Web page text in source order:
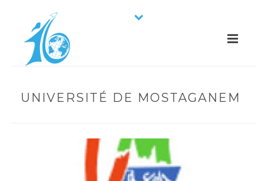
UNIVERSITÉ DE MOSTAGANEM